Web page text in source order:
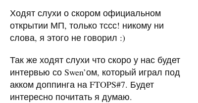
Ходят слухи о скором официальном
открытии МП, только тссс! никому ни
слова, я этого не говорил :)
Так же ходят слухи что скоро у нас будет
интервью со Swen’ом, который играл под
акком доппинга на FTOPS#7. Будет
интересно почитать я думаю.